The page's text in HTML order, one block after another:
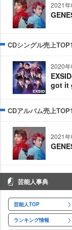
2021
CDシングル売上
2020
got it
CDアルバム売上
2021
芸能人事典
芸能人TOP
ランキング情報